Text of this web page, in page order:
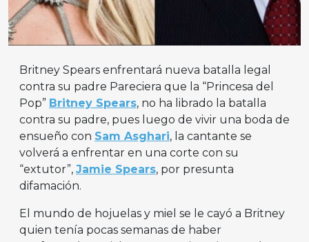
Britney Spears enfrentará nueva batalla legal
contra su padre Pareciera que la “Princesa del
Pop” Britney Spears, no ha librado la batalla
contra su padre, pues luego de vivir una boda de
ensueño con Sam Asghari, la cantante se
volverá a enfrentar en una corte con su
“extutor”, Jamie Spears, por presunta
difamación.
El mundo de hojuelas y miel se le cayó a Britney
quien tenía pocas semanas de haber